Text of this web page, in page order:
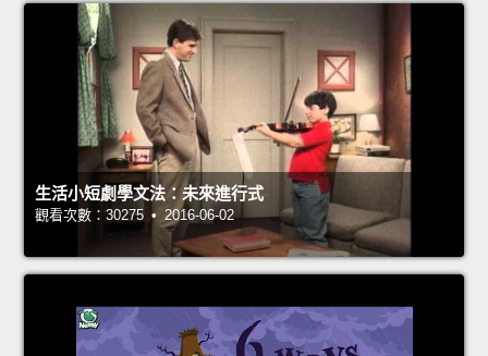
生活小短劇學文法：未來進行式
觀看次數：30275 • 2016-06-02